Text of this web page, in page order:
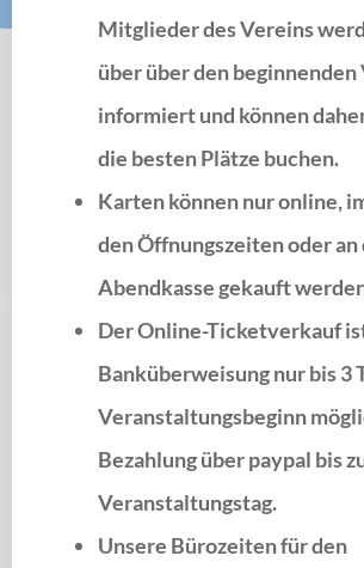
Mitglieder des Vereins
über über den
informiert und können
die besten Plätze buchen.
Karten können nur online,
den Öffnungszeiten oder an
Abendkasse gekauft
DerOnline-Ticketverkauf
Banküberweisung nur bis 3
Veranstaltungsbeginn
Bezahlung über paypal bis
Veranstaltungstag.
Unsere Bürozeiten für den